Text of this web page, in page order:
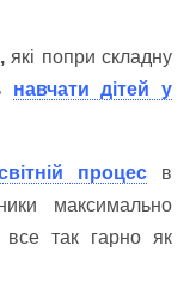
які попри складну
навчати дітей у
процес в
максимально
все так гарно як